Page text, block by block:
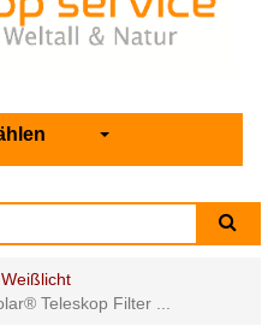
Teleskop Filter ...